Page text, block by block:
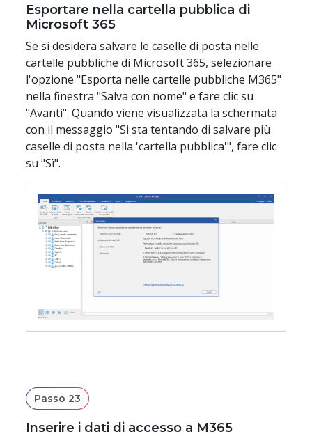
Esportare nella cartella pubblica di
Microsoft 365
Se si desidera salvare le caselle di posta nelle
cartelle pubbliche di Microsoft 365, selezionare
l'opzione "Esporta nelle cartelle pubbliche M365"
nella finestra "Salva con nome" e fare clic su
"Avanti". Quando viene visualizzata la schermata
con il messaggio "Si sta tentando di salvare più
caselle di posta nella 'cartella pubblica'", fare clic
su "Sì".
Passo 23
Inserire i dati di accesso a M365